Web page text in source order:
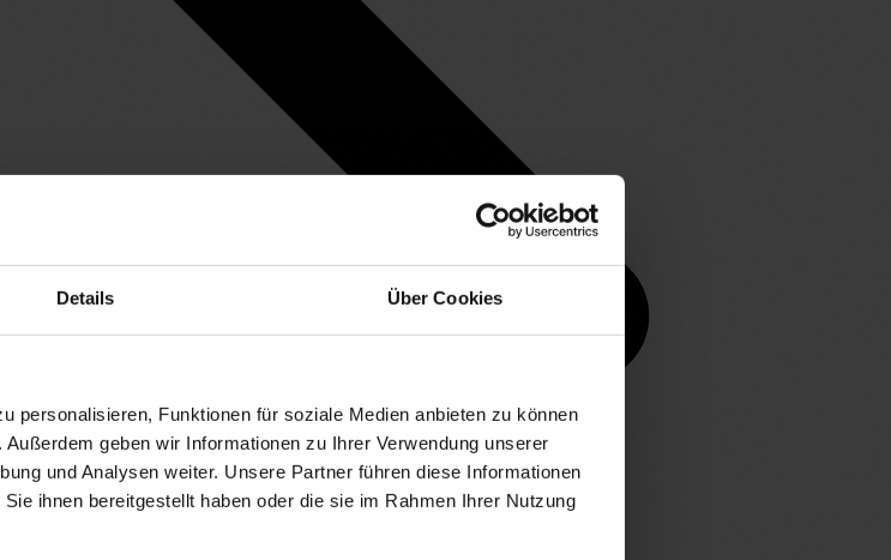
Details Über Cookies
personalisieren, Funktionen für soziale Medien anbieten zu können
geben wir Informationen zu Ihrer Verwendung unserer
und Analysen weiter. Unsere Partner führen diese Informationen
ihnen bereitgestellt haben oder die sie im Rahmen Ihrer Nutzung